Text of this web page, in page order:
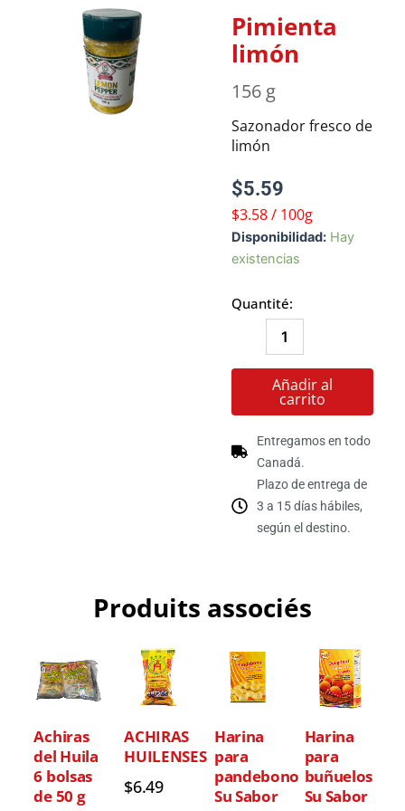
Pimienta
limón
156 g
Sazonador fresco de
limón
$5.59
$3.58 / 100g
Disponibilidad: Hay
existencias
Quantité:
Pimienta
limón
Añadir al
carrito
Entregamos en todo
Canadá.
Plazo de entrega de
3 a 15 días hábiles,
según el destino.
Produits associés
Achiras
del Huila
6 bolsas
de 50 g
ACHIRAS
HUILENSES
$6.49
Harina
para
pandebono
Su Sabor
Harina
para
buñuelos
Su Sabor